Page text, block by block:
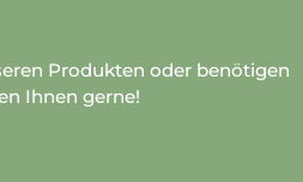
Produkten oder benötigen
Ihnen gerne!